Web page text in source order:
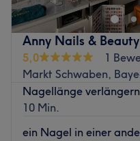
Anny Nails & Beauty
5,0
1
Markt Schwaben,
Nagellänge
10 Min.
ein Nagel in einer